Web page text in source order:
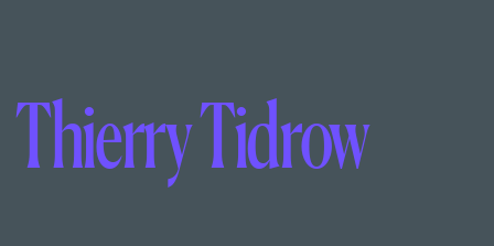
Thierry Tidrow